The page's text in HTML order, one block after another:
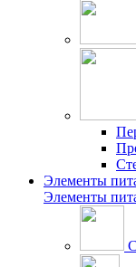
Элементы
Элементы